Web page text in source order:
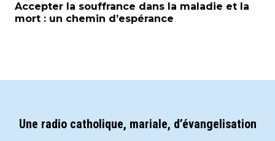
Accepter la souffrance dans la maladie et la
mort : un chemin d’espérance
Une radio catholique, mariale, d’évangelisation